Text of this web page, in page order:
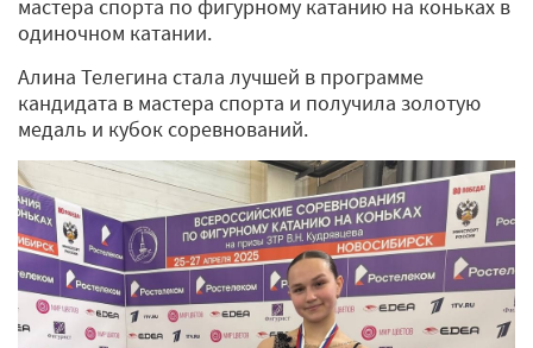
мастера спорта по фигурному катанию на коньках в
одиночном катании.
Алина Телегина стала лучшей в программе
кандидата в мастера спорта и получила золотую
медаль и кубок соревнований.